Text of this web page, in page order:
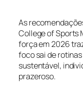
As
College of Sports
força em 2026
foco sai de
sustentável,
prazeroso.